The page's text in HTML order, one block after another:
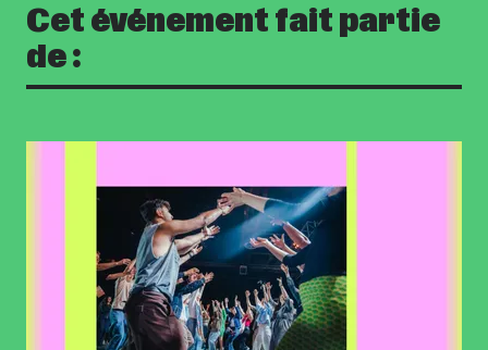
Cet événement fait partie
de :